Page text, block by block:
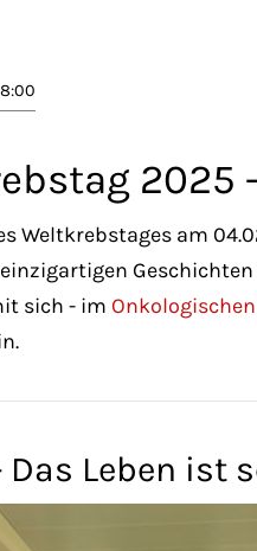
2025
Weltkrebstages am
sich - im
Das Leben